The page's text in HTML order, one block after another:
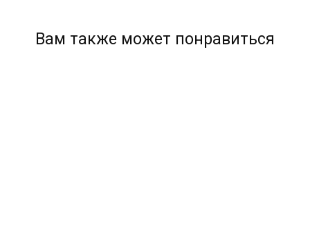
Вам также может понравиться